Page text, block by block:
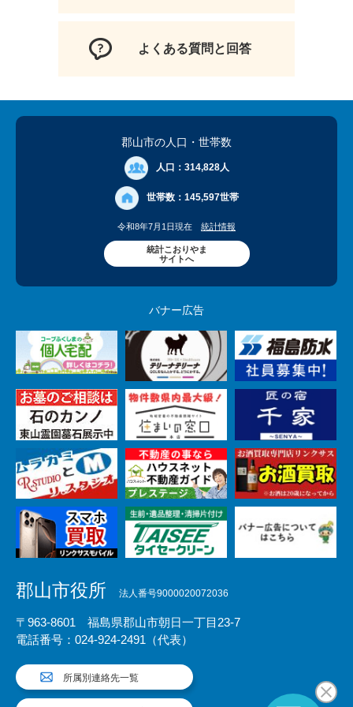
よくある質問と回答
郡山市の人口 ・世帯数
人口： 314,828人
世帯数： 145,597世帯
令和8年7月1日現在 統計情報
統計こおりやま
サイトへ
バナー広告
郡山市役所 法人番号9000020072036
〒963-8601 福島県郡山市朝日一丁目23-7
電話番号：024-924-2491（代表）
所属別連絡先一覧